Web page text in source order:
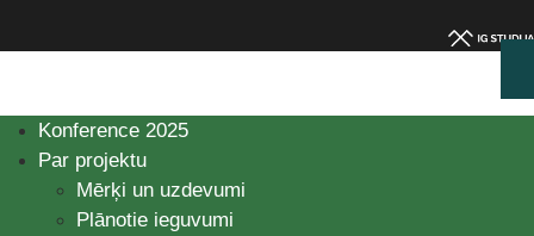
Konference 2025
Par projektu
Mērķi un uzdevumi
Plānotie ieguvumi